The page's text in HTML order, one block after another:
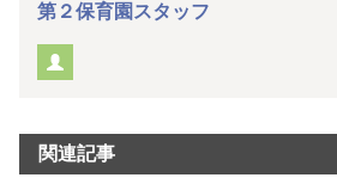
第２保育園スタッフ
関連記事